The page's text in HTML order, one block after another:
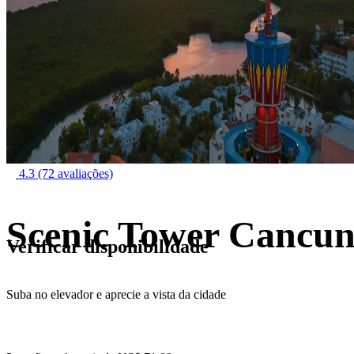
4.3 (72 avaliações)
Scenic Tower
Suba no elevador e aprecie a vista da cidade
Verificar disponibilidade